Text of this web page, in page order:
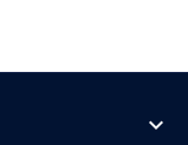
expand_more